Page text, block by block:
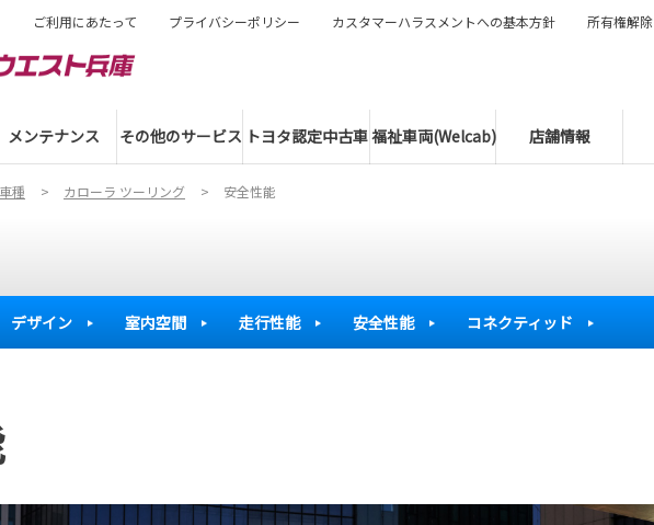
メンテナンス その他のサービス トヨタ認定中古車福祉車両(Welcab) 店舗情報
ご利用にあたって プライバシーポリシー カスタマーハラスメントへの基本方針 所有権解除
種 カローラ ツーリング 安全性能
デザイン 室内空間 走行性能 安全性能 コネクティッド